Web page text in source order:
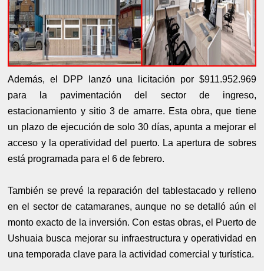
Además, el DPP lanzó una licitación por $911.952.969
para la pavimentación del sector de ingreso,
estacionamiento y sitio 3 de amarre. Esta obra, que tiene
un plazo de ejecución de solo 30 días, apunta a mejorar el
acceso y la operatividad del puerto. La apertura de sobres
está programada para el 6 de febrero.
También se prevé la reparación del tablestacado y relleno
en el sector de catamaranes, aunque no se detalló aún el
monto exacto de la inversión. Con estas obras, el Puerto de
Ushuaia busca mejorar su infraestructura y operatividad en
una temporada clave para la actividad comercial y turística.